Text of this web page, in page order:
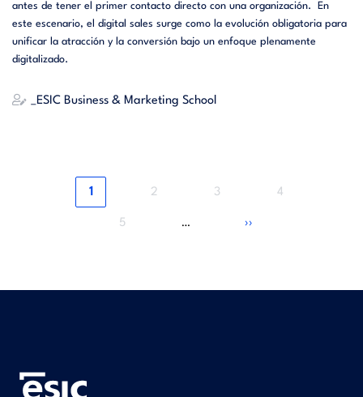
antes de tener el primer contacto directo con una organización. En
este escenario, el digital sales surge como la evolución obligatoria para
unificar la atracción y la conversión bajo un enfoque plenamente
digitalizado.
_ESIC Business & Marketing School
Página
1
Página
2
Página
3
Página
4
Página
5 … ››